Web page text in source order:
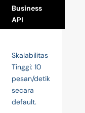
Business
API
Skalabilitas
Tinggi: 10
pesan/detik
secara
default.